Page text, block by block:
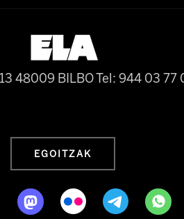
48009 BILBOTel: 944 03 77
EGOITZAK